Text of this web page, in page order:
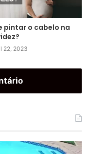
pintar o cabelo na
22, 2023